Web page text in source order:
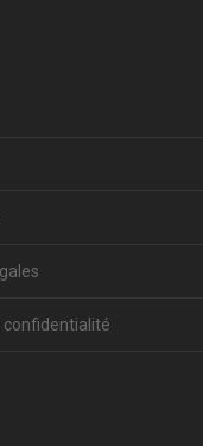
confidentialité